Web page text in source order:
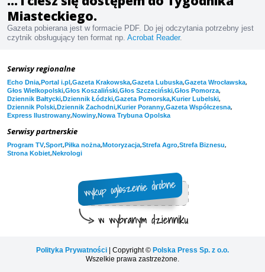
Miasteckiego.
Gazeta pobierana jest w formacie PDF. Do jej odczytania potrzebny jest
czytnik obsługujący ten format np. Acrobat Reader.
Serwisy regionalne
Echo Dnia,Portal i.pl,Gazeta Krakowska,Gazeta Lubuska,Gazeta Wrocławska,
Głos Wielkopolski,Głos Koszaliński,Głos Szczeciński,Głos Pomorza,
Dziennik Bałtycki,Dziennik Łódzki,Gazeta Pomorska,Kurier Lubelski,
Dziennik Polski,Dziennik Zachodni,Kurier Poranny,Gazeta Współczesna,
Express Ilustrowany,Nowiny,Nowa Trybuna Opolska
Serwisy partnerskie
Program TV,Sport,Piłka nożna,Motoryzacja,Strefa Agro,Strefa Biznesu,
Strona Kobiet,Nekrologi
Polityka Prywatności | Copyright © Polska Press Sp. z o.o.
Wszelkie prawa zastrzeżone.